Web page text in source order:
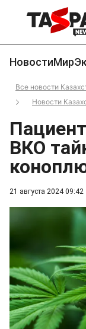
НовостиМир
Все новости
Новости
21 августа 2024 09:42
ВКО